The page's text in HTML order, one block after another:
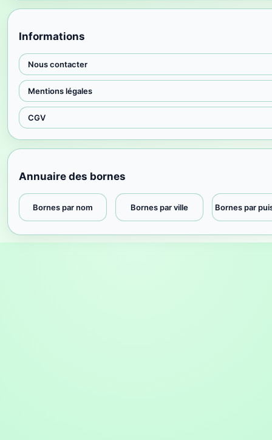
Informations
Nous contacter
Mentions légales
CGV
Annuaire des bornes
Bornes par nom Bornes par ville Bornes par